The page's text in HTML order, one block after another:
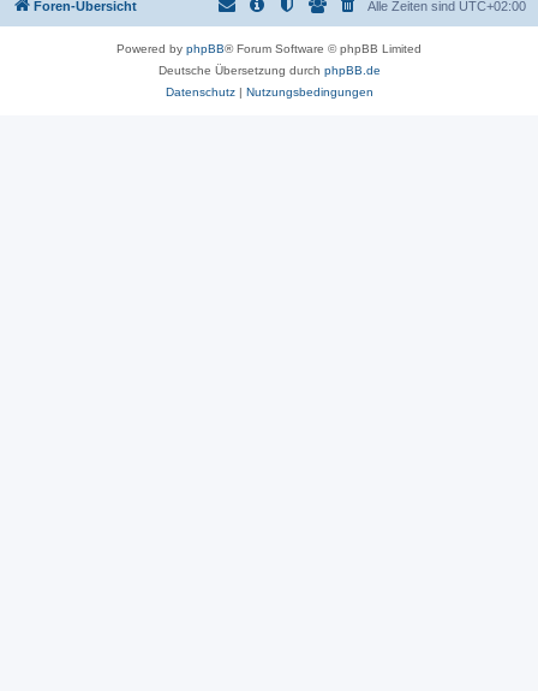
Foren-Übersicht Alle Zeiten sind UTC+02:00
Powered by phpBB® Forum Software © phpBB Limited
Deutsche Übersetzung durch phpBB.de
Datenschutz| Nutzungsbedingungen